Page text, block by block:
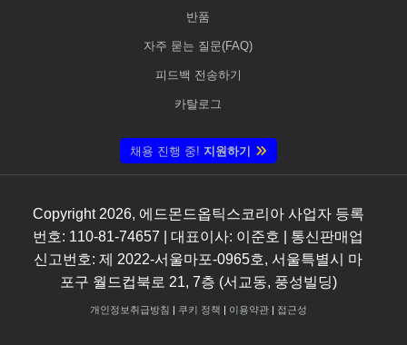
반품
자주 묻는 질문(FAQ)
피드백 전송하기
카탈로그
채용 진행 중! 지원하기
Copyright 2026, 에드몬드옵틱스코리아 사업자 등록
번호: 110-81-74657 | 대표이사: 이준호 | 통신판매업
신고번호: 제 2022-서울마포-0965호, 서울특별시 마
포구 월드컵북로 21, 7층 (서교동, 풍성빌딩)
개인정보취급방침 | 쿠키 정책 | 이용약관| 접근성